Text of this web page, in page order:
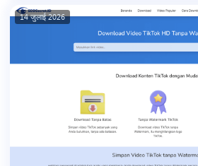
14 जुलाई 2026